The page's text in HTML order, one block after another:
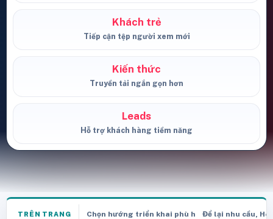
Khách trẻ
Tiếp cận tệp người xem mới
Kiến thức
Truyền tải ngắn gọn hơn
Leads
Hỗ trợ khách hàng tiềm năng
TRÊN TRANG Chọn hướng triển khai phù hợp trước khi nhận
Để lại nhu cầu,